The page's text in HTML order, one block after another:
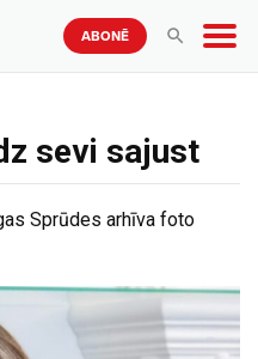
ABONĒ
sevi sajust
Sprūdes arhīva foto